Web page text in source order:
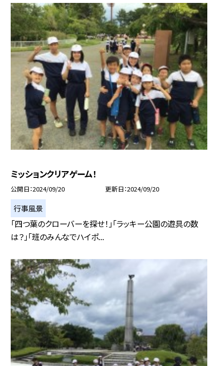
ミッションクリアゲーム！
公開日 2024/09/20 更新日 2024/09/20
行事風景
「四つ葉のクローバーを探せ！」「ラッキー公園の遊具の数
は？」「班のみんなでハイポ...